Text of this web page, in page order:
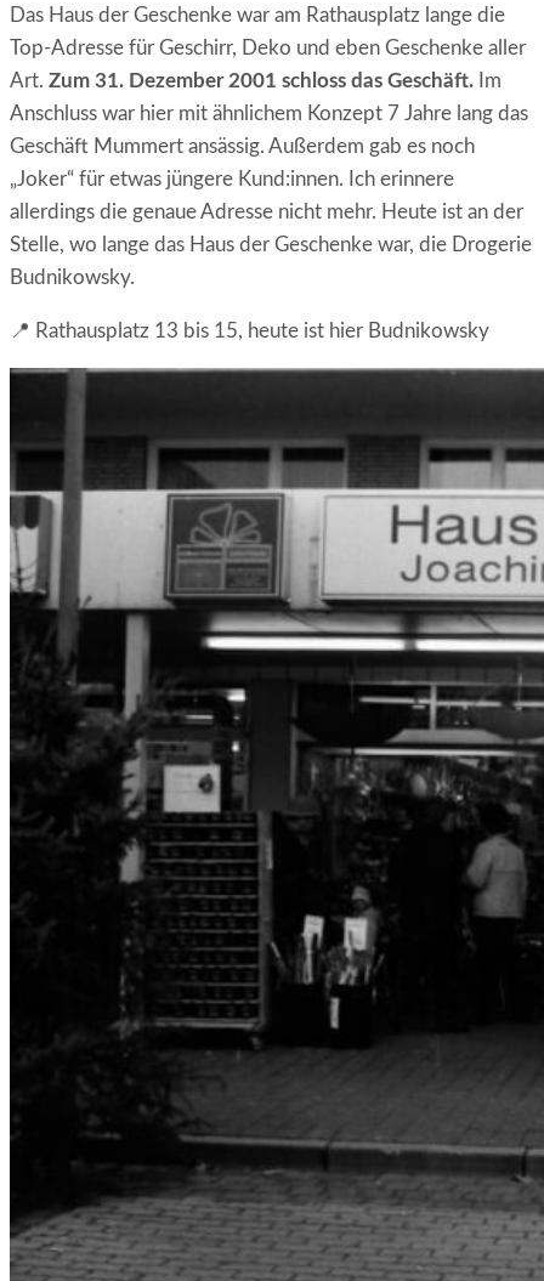
Das Haus der Geschenke war am Rathausplatz lange die
Top-Adresse für Geschirr, Deko und eben Geschenke aller
Art. Zum 31. Dezember 2001 schloss das Geschäft. Im
Anschluss war hier mit ähnlichem Konzept 7 Jahre lang das
Geschäft Mummert ansässig. Außerdem gab es noch
„Joker“ für etwas jüngere Kund:innen. Ich erinnere
allerdings die genaue Adresse nicht mehr. Heute ist an der
Stelle, wo lange das Haus der Geschenke war, die Drogerie
Budnikowsky.
📍 Rathausplatz 13 bis 15, heute ist hier Budnikowsky